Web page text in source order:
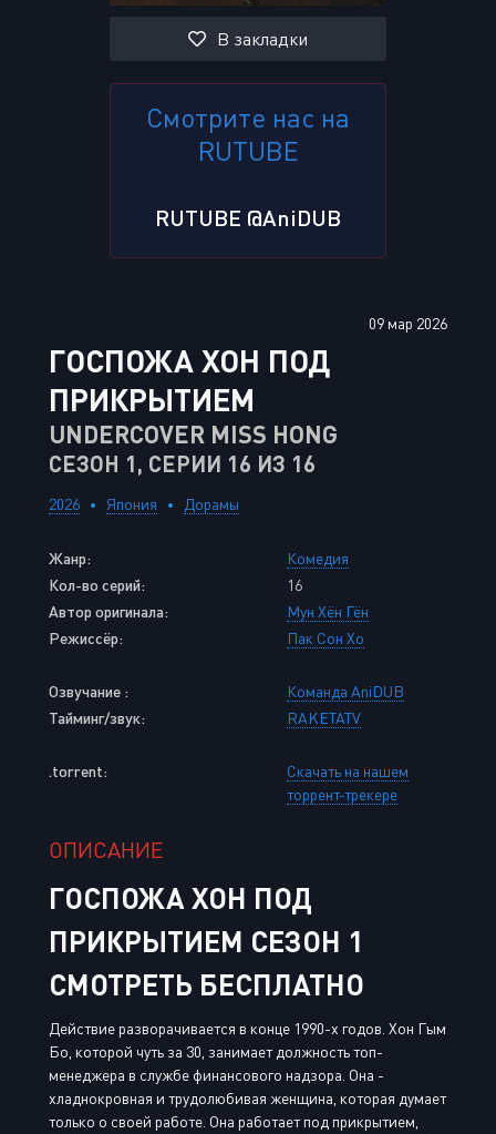
В закладки
Смотрите нас на
RUTUBE
RUTUBE @AniDUB
09 мар 2026
ГОСПОЖА ХОН ПОД
ПРИКРЫТИЕМ
UNDERCOVER MISS HONG
СЕЗОН 1, СЕРИИ 16 ИЗ 16
2026 Япония Дорамы
Жанр:
Комедия
Кол-во серий:
16
Автор оригинала:
Мун Хён Гён
Режиссёр:
Пак Сон Хо
Озвучание :
Команда AniDUB
Тайминг/звук:
RAKETATV
.torrent:
Скачать на нашем
торрент-трекере
ОПИСАНИЕ
ГОСПОЖА ХОН ПОД
ПРИКРЫТИЕМ СЕЗОН 1
СМОТРЕТЬ БЕСПЛАТНО
Действие разворачивается в конце 1990-х годов. Хон Гым
Бо, которой чуть за 30, занимает должность топ-
менеджера в службе финансового надзора. Она -
хладнокровная и трудолюбивая женщина, которая думает
только о своей работе. Она работает под прикрытием,